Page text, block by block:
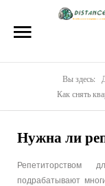
Репетиторы
Стоимость
Акции
Материалы
Вы здесь:
Как снять
Нужна ли
Репетиторством
подрабатывают